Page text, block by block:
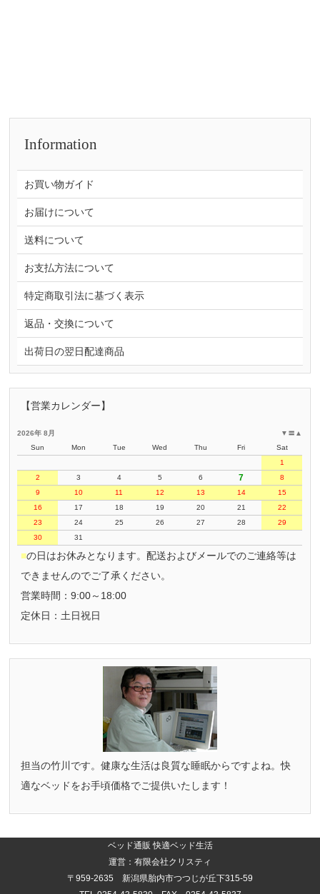
Information
お買い物ガイド
お届けについて
送料について
お支払方法について
特定商取引法に基づく表示
返品・交換について
出荷日の翌日配達商品
【営業カレンダー】
▲
〓
▼
2026年 8月
Sun
Mon Tue Wed Thu Fri
Sat
1
2
3 4 5 6 7
8
9
10 11 12 13 14
15
16
17 18 19 20 21
22
23
24 25 26 27 28
29
30
31
■の日はお休みとなります。配送およびメールでのご連絡等は
できませんのでご了承ください。
営業時間：9:00～18:00
定休日：土日祝日
担当の竹川です。健康な生活は良質な睡眠からですよね。快
適なベッドをお手頃価格でご提供いたします！
ベッド通販 快適ベッド生活
運営：有限会社クリスティ
〒959-2635 新潟県胎内市つつじが丘下315-59